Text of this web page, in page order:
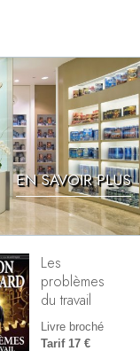
EN SAVOIR PLUS
Les
problèmes
du travail
Livre broché
Tarif 17 €